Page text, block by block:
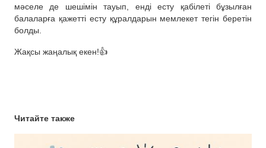
мәселе де шешімін тауып, енді есту қабілеті бұзылған
балаларға қажетті есту құралдарын мемлекет тегін беретін
болды.
Жақсы жаңалық екен!👍
Читайте также